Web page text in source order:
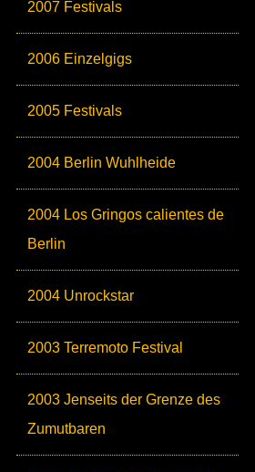
2007 Festivals
2006 Einzelgigs
2005 Festivals
2004 Berlin Wuhlheide
2004 Los Gringos calientes de
Berlin
2004 Unrockstar
2003 Terremoto Festival
2003 Jenseits der Grenze des
Zumutbaren